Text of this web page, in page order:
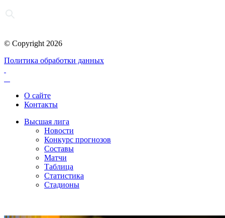
© Copyright 2026
Политика обработки данных
О сайте
Контакты
Высшая лига
Новости
Конкурс прогнозов
Составы
Матчи
Таблица
Статистика
Стадионы